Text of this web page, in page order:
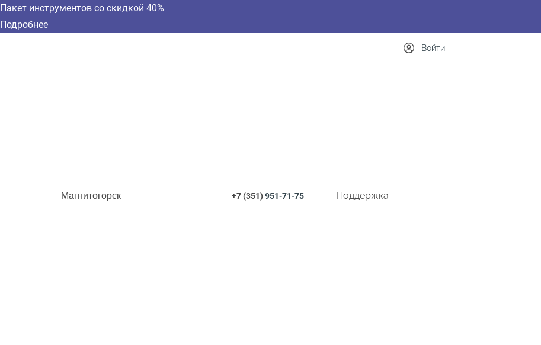
Пакет инструментов со скидкой 40%
Подробнее
Магнитогорск +7 (351)951-71-75 Поддержка
Войти